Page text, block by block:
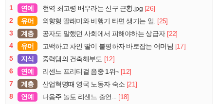
1 연예 현역 최고령 배우라는 신구 근황.jpg [26]
2
유머 외향형 딸래미와 비행기 타면 생기는 일. [25]
3
계층 공자도 말했던 사회에서 피해야하는 상급자 [22]
4
유머 고백하고 차인 딸이 불평하자 바로잡는 어머님 [17]
5
지식 중력댐의 건축해부도 [12]
6
연예 리센느 프리티걸 음중 1위~ [12]
7
계층 산업혁명때 영국 노동자 숙소 [21]
8
연예 다음주 놀토 리센느 출연...
[18]